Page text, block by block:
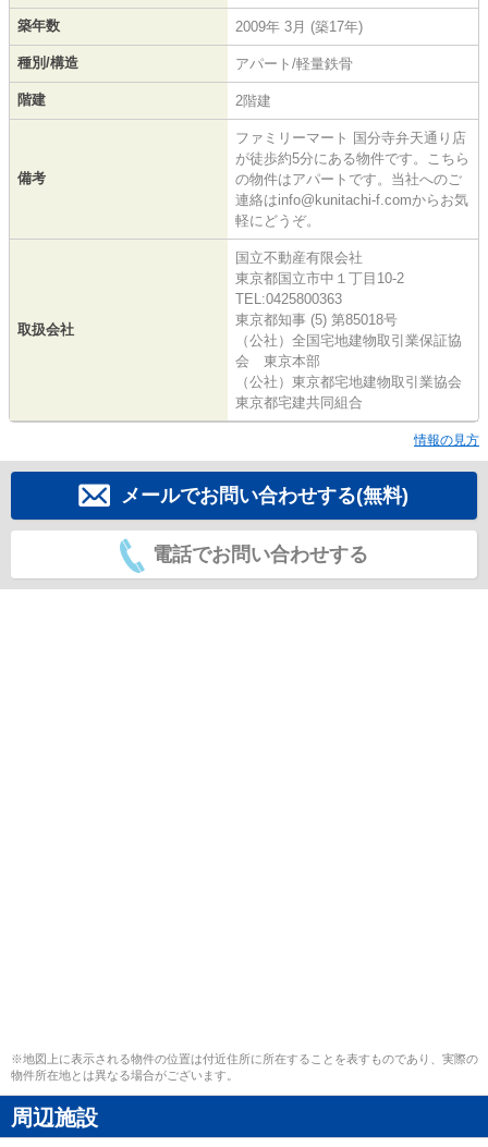
築年数 2009年 3月 (築17年)
種別/構造 アパート/軽量鉄骨
階建 2階建
備考
ファミリーマート 国分寺弁天通り店
が徒歩約5分にある物件です。こちら
の物件はアパートです。当社へのご
連絡はinfo@kunitachi-f.comからお気
軽にどうぞ。
取扱会社
国立不動産有限会社
東京都国立市中１丁目10-2
TEL:0425800363
東京都知事 (5) 第85018号
（公社）全国宅地建物取引業保証協
会 東京本部
（公社）東京都宅地建物取引業協会
東京都宅建共同組合
情報の見方
メールでお問い合わせする(無料)
電話でお問い合わせする
※地図上に表示される物件の位置は付近住所に所在することを表すものであり、実際の
物件所在地とは異なる場合がございます。
周辺施設